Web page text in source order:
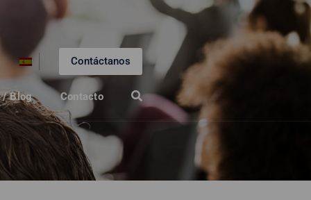
Contáctanos
/ Blog Contacto